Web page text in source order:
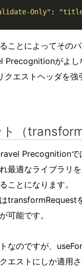
Only" :
ことによってその
Precognitionがよし
クエストヘッダを
（
Precognition
最適なライブラリ
ことになります。
transformRequest
可能です。
なのですが、
エストにしか適用さ